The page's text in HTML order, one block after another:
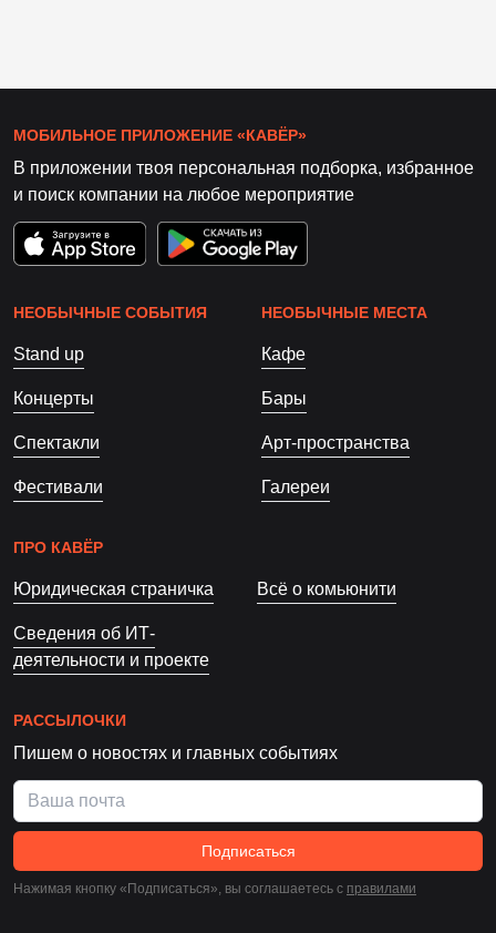
МОБИЛЬНОЕ ПРИЛОЖЕНИЕ «КАВЁР»
В приложении твоя персональная подборка, избранное
и поиск компании на любое мероприятие
НЕОБЫЧНЫЕ СОБЫТИЯ
Stand up
Концерты
Спектакли
Фестивали
НЕОБЫЧНЫЕ МЕСТА
Кафе
Бары
Арт-пространства
Галереи
ПРО КАВЁР
Юридическая страничка Всё о комьюнити
Сведения об ИТ-
деятельности и проекте
РАССЫЛОЧКИ
Пишем о новостях и главных событиях
Подписаться
Нажимая кнопку «Подписаться», вы соглашаетесь c правилами